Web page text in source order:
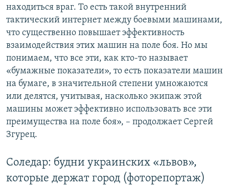
находиться враг. То есть такой внутренний
тактический интернет между боевыми машинами,
что существенно повышает эффективность
взаимодействия этих машин на поле боя. Но мы
понимаем, что все эти, как кто-то называет
«бумажные показатели», то есть показатели машин
на бумаге, в значительной степени умножаются
или делятся, учитывая, насколько экипаж этой
машины может эффективно использовать все эти
преимущества на поле боя», – продолжает Сергей
Згурец.
Соледар: будни украинских «львов»,
которые держат город (фоторепортаж)